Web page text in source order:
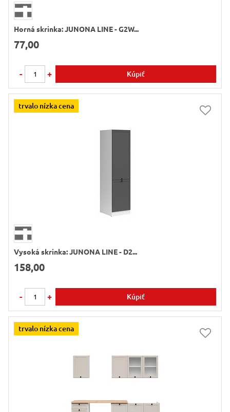
Horná skrinka: JUNONA LINE - G2W...
77,00
- + Kúpiť
trvalo nízka cena
Vysoká skrinka: JUNONA LINE - D2...
158,00
- + Kúpiť
trvalo nízka cena